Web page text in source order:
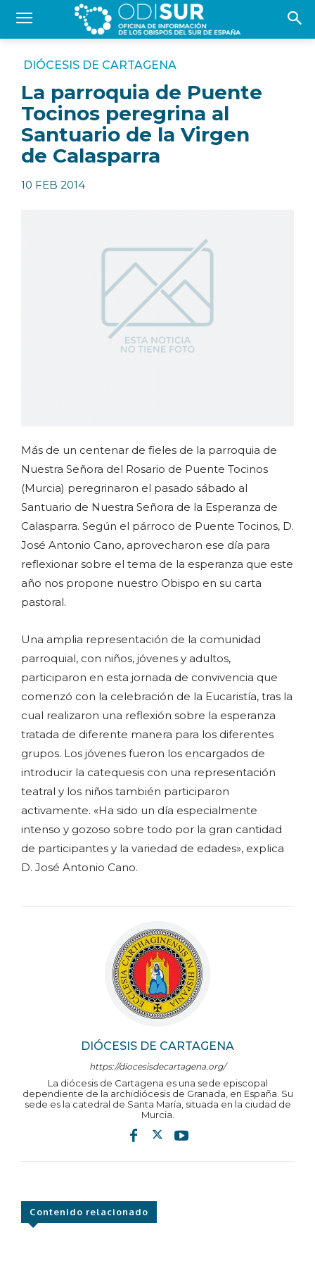
DIÓCESIS DE CARTAGENA
La parroquia de Puente
Tocinos peregrina al
Santuario de la Virgen
de Calasparra
10 FEB 2014
DIÓCESIS DE CARTAGENA
https://diocesisdecartagena.org/
La diócesis de Cartagena es una sede episcopal
dependiente de la archidiócesis de Granada, en España. Su
sede es la catedral de Santa María, situada en la ciudad de
Murcia.
Más de un centenar de fieles de la parroquia de
Nuestra Señora del Rosario de Puente Tocinos
(Murcia) peregrinaron el pasado sábado al
Santuario de Nuestra Señora de la Esperanza de
Calasparra. Según el párroco de Puente Tocinos, D.
José Antonio Cano, aprovecharon ese día para
reflexionar sobre el tema de la esperanza que este
año nos propone nuestro Obispo en su carta
pastoral.
Una amplia representación de la comunidad
parroquial, con niños, jóvenes y adultos,
participaron en esta jornada de convivencia que
comenzó con la celebración de la Eucaristía, tras la
cual realizaron una reflexión sobre la esperanza
tratada de diferente manera para los diferentes
grupos. Los jóvenes fueron los encargados de
introducir la catequesis con una representación
teatral y los niños también participaron
activamente. «Ha sido un día especialmente
intenso y gozoso sobre todo por la gran cantidad
de participantes y la variedad de edades», explica
D. José Antonio Cano.
Contenido relacionado